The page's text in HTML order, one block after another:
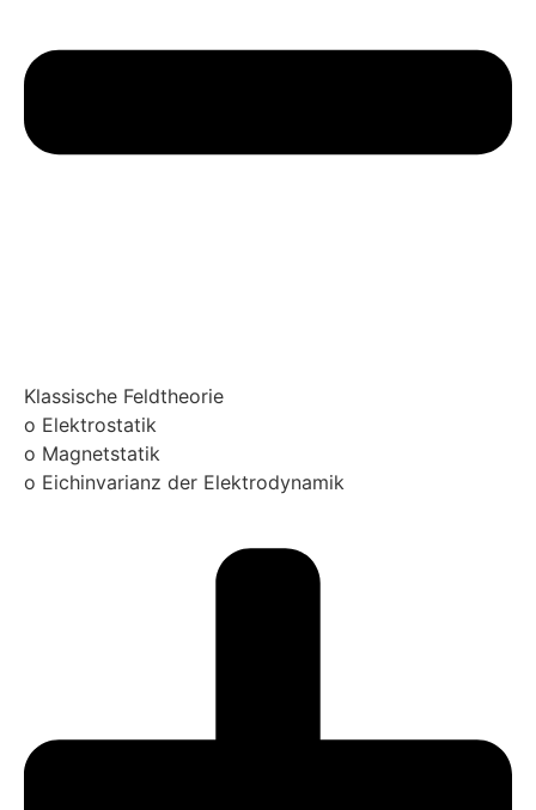
Klassische Feldtheorie
o Elektrostatik
o Magnetstatik
o Eichinvarianz der Elektrodynamik